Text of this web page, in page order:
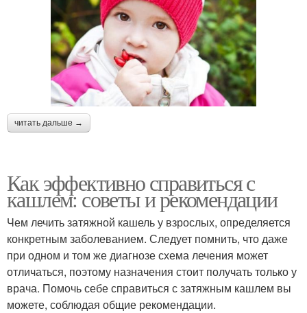
читать дальше →
Как эффективно справиться с
кашлем: советы и рекомендации
Чем лечить затяжной кашель у взрослых, определяется
конкретным заболеванием. Следует помнить, что даже
при одном и том же диагнозе схема лечения может
отличаться, поэтому назначения стоит получать только у
врача. Помочь себе справиться с затяжным кашлем вы
можете, соблюдая общие рекомендации.